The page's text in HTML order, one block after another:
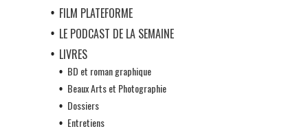
FILM PLATEFORME
LE PODCAST DE LA SEMAINE
LIVRES
BD et roman graphique
Beaux Arts et Photographie
Dossiers
Entretiens